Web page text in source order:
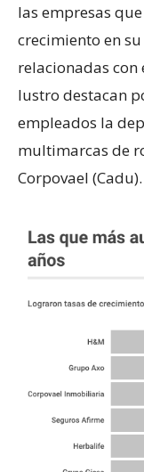
las empresas
crecimiento en
relacionadas con
lustro destacan
empleados la
multimarcas de
Corpovael (Cadu).